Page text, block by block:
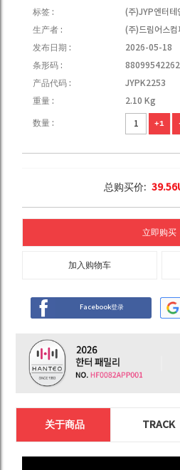
标签 :
(주)JYP엔터테
生产者 :
(주)드림어스컴
发布日期 :
2026-05-18
条形码 :
产品代码 :
JYPK2253
重量 :
2.10 Kg
数量 : +1
总购买价: 39.56
立即购买
加入购物车
Facebook登录
关于商品 TRACK